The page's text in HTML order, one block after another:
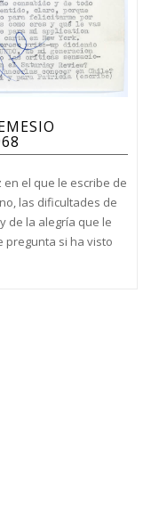
en el que le escribe de
las dificultades de
de la alegría que le
pregunta si ha visto